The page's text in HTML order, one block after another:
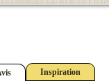
Inspiration